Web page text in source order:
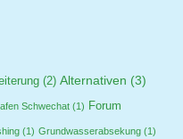
(2) Alternativen (3)
Schwechat (1) Forum
(1) Grundwasserabsekung (1)